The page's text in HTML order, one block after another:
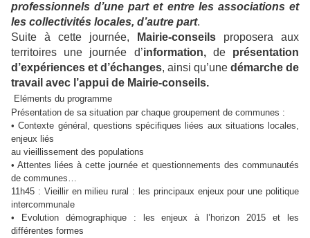
professionnels d’une part et entre les associations et
les collectivités locales, d’autre part.
Suite à cette journée,
Mairie-conseils proposera aux
territoires une journée d’information,de présentation
d’expériences et d’échanges, ainsi qu’une démarche de
travail avec l’appui de Mairie-conseils.
Eléments du programme
Présentation de sa situation par chaque groupement de communes :
• Contexte général, questions spécifiques liées aux situations locales,
enjeux liés
au vieillissement des populations
• Attentes liées à cette journée et questionnements des communautés
de communes…
11h45 : Vieillir en milieu rural : les principaux enjeux pour une politique
intercommunale
• Evolution démographique : les enjeux à l’horizon 2015 et les
différentes formes